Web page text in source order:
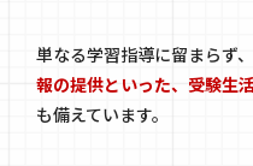
単なる学習指導に留まらず、
報の提供といった、受験生
も備えています。